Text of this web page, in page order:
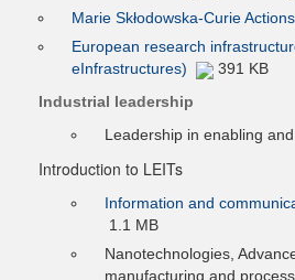
Marie Skłodowska-Curie Actions
European research
eInfrastructures)
391 KB
Industrial leadership
Leadership in enabling
Introduction to LEITs
Information and
1.1 MB
Nanotechnologies,
manufacturing and